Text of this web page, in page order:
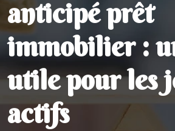
anticipé prêt
immobilier :
utile pour les
actifs